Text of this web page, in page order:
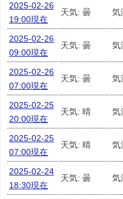
2025-02-26
19:00現在
天気: 曇 気
2025-02-26
09:00現在
天気: 曇 気
2025-02-26
07:00現在
天気: 曇 気
2025-02-25
20:00現在
天気: 晴 気
2025-02-25
07:00現在
天気: 晴 気
2025-02-24
18:30現在
天気: 曇 気